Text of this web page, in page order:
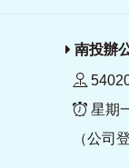
南投辦
星期
（公司